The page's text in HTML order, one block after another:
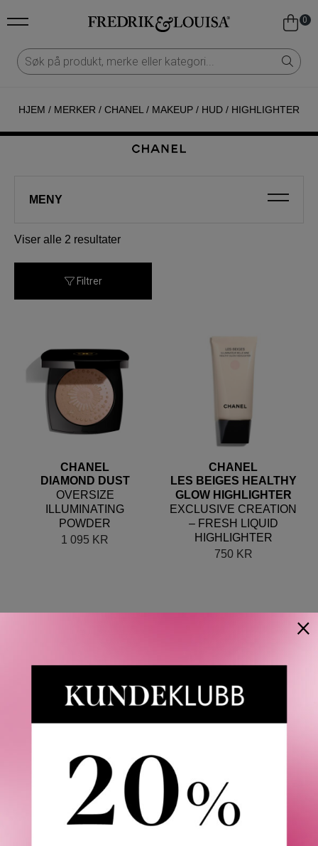
0
HJEM / MERKER / CHANEL / MAKEUP / HUD / HIGHLIGHTER
MENY
Viser alle 2 resultaterSortert
Filtrer
CHANEL
DIAMOND DUST
OVERSIZE
ILLUMINATING
POWDER
1 095 KR
CHANEL
LES BEIGES HEALTHY
GLOW HIGHLIGHTER
EXCLUSIVE CREATION
– FRESH LIQUID
HIGHLIGHTER
750 KR
Fredrik & Louisa
×